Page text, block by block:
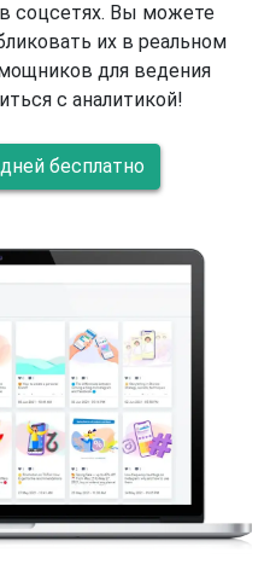
соцсетях. Вы можете
их в реальном
для ведения
с аналитикой!
бесплатно